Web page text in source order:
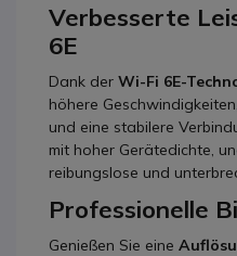
Verbesserte
6E
Dank der Wi-Fi 6E-
höhere
und eine stabilere
mit hoher Gerätedichte,
reibungslose und
Professionelle
Genießen Sie eine